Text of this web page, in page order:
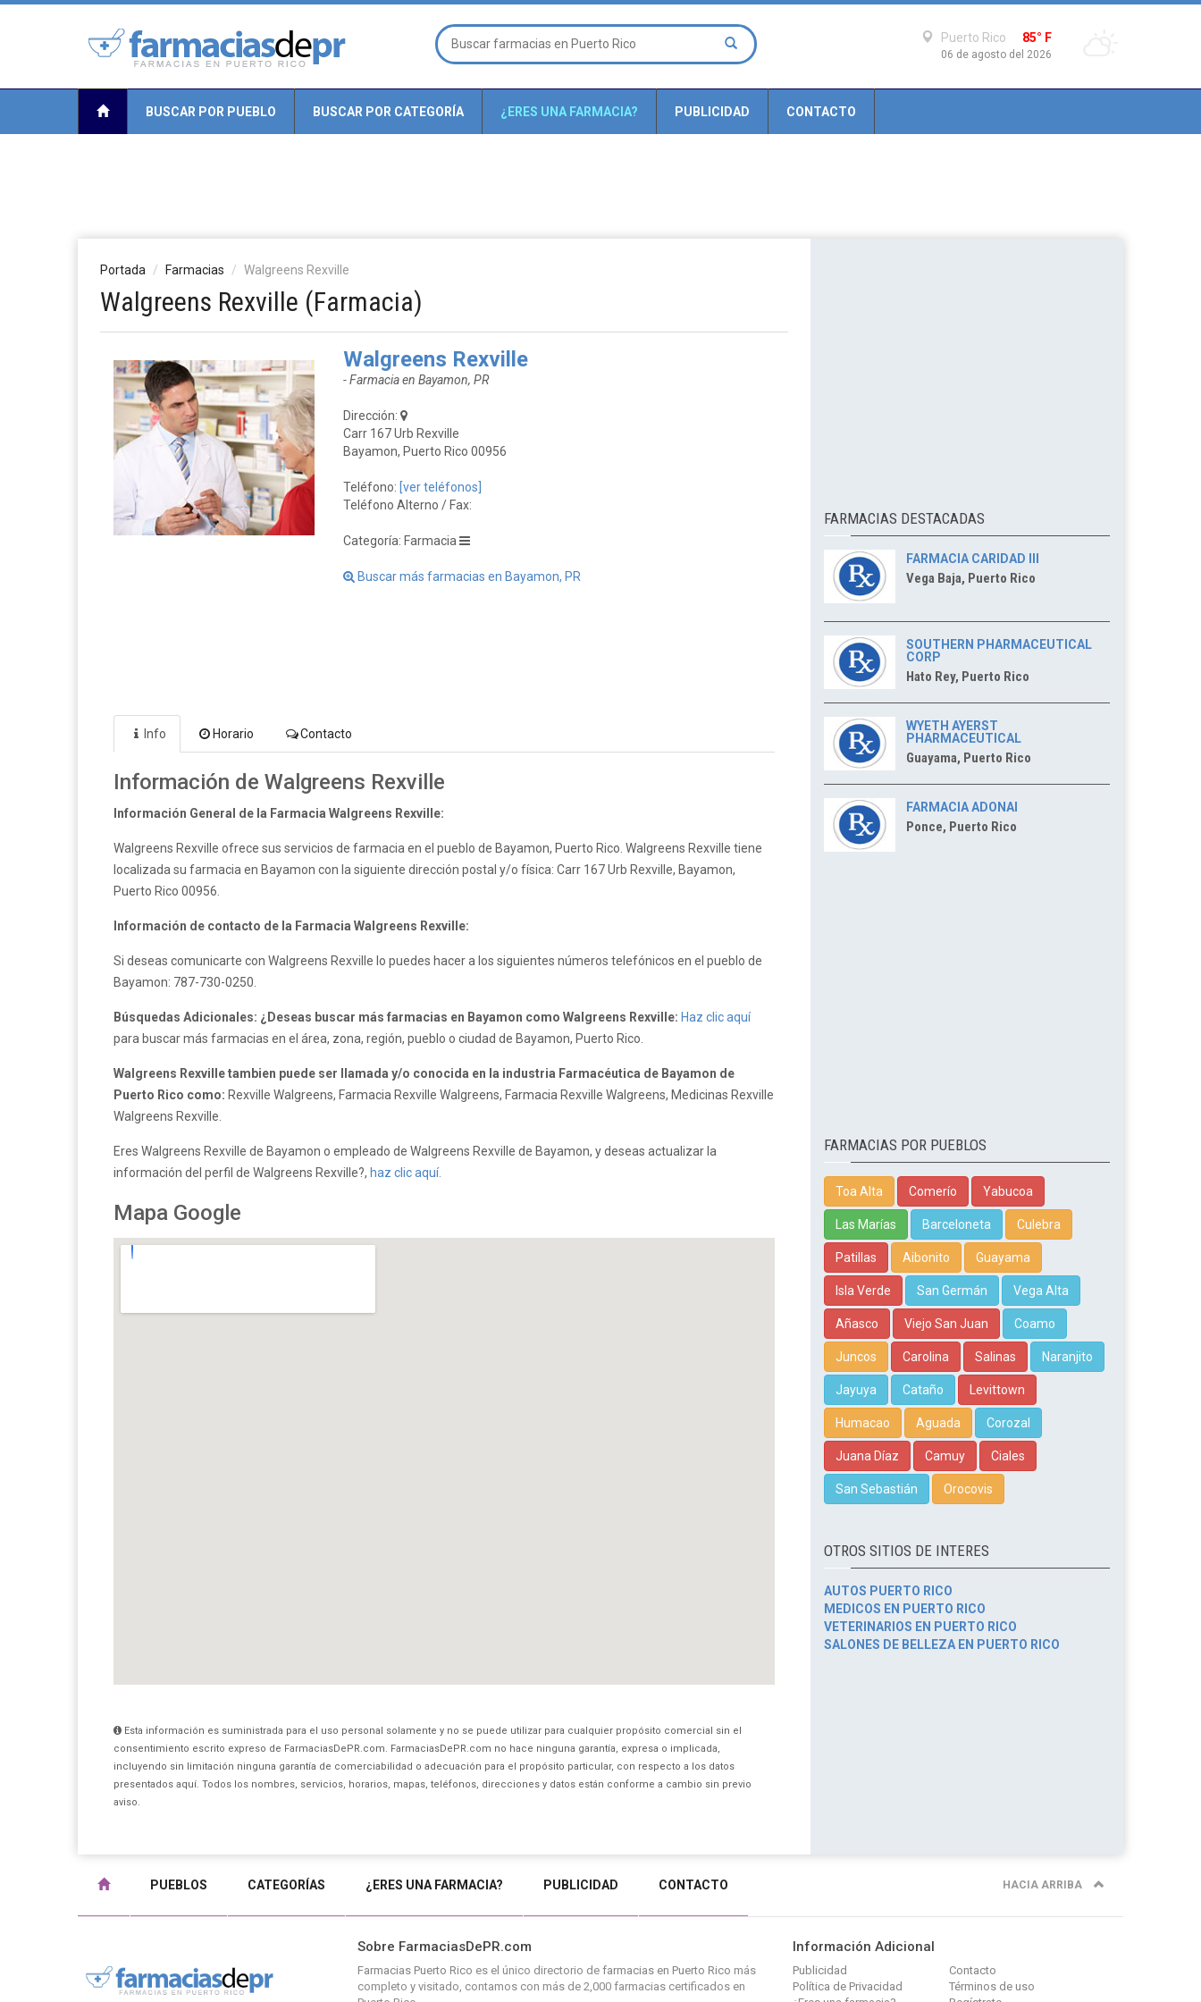
Puerto Rico 85° F
06 de agosto del 2026
BUSCAR POR PUEBLO BUSCAR POR CATEGORÍA ¿ERES UNA FARMACIA? PUBLICIDAD CONTACTO
Portada Farmacias Walgreens Rexville
Walgreens Rexville (Farmacia)
Walgreens Rexville
- Farmacia en Bayamon, PR
Dirección:
Carr 167 Urb Rexville
Bayamon, Puerto Rico 00956
Teléfono: [ver teléfonos]
Teléfono Alterno / Fax:
Categoría: Farmacia
Buscar más farmacias en Bayamon, PR
Info Horario Contacto
Información de Walgreens Rexville
Información General de la Farmacia Walgreens Rexville:
Walgreens Rexville ofrece sus servicios de farmacia en el pueblo de Bayamon, Puerto Rico. Walgreens Rexville tiene
localizada su farmacia en Bayamon con la siguiente dirección postal y/o física: Carr 167 Urb Rexville, Bayamon,
Puerto Rico 00956.
Información de contacto de la Farmacia Walgreens Rexville:
Si deseas comunicarte con Walgreens Rexville lo puedes hacer a los siguientes números telefónicos en el pueblo de
Bayamon: 787-730-0250.
Búsquedas Adicionales: ¿Deseas buscar más farmacias en Bayamon como Walgreens Rexville: Haz clic aquí
para buscar más farmacias en el área, zona, región, pueblo o ciudad de Bayamon, Puerto Rico.
Walgreens Rexville tambien puede ser llamada y/o conocida en la industria Farmacéutica de Bayamon de
Puerto Rico como: Rexville Walgreens, Farmacia Rexville Walgreens, Farmacia Rexville Walgreens, Medicinas Rexville
Walgreens Rexville.
Eres Walgreens Rexville de Bayamon o empleado de Walgreens Rexville de Bayamon, y deseas actualizar la
información del perfil de Walgreens Rexville?, haz clic aquí.
Mapa Google
Esta información es suministrada para el uso personal solamente y no se puede utilizar para cualquier propósito comercial sin el
consentimiento escrito expreso de FarmaciasDePR.com. FarmaciasDePR.com no hace ninguna garantía, expresa o implicada,
incluyendo sin limitación ninguna garantía de comerciabilidad o adecuación para el propósito particular, con respecto a los datos
presentados aquí. Todos los nombres, servicios, horarios, mapas, teléfonos, direcciones y datos están conforme a cambio sin previo
aviso.
FARMACIAS DESTACADAS
FARMACIA CARIDAD III
Vega Baja, Puerto Rico
SOUTHERN PHARMACEUTICAL
CORP
Hato Rey, Puerto Rico
WYETH AYERST
PHARMACEUTICAL
Guayama, Puerto Rico
FARMACIA ADONAI
Ponce, Puerto Rico
FARMACIAS POR PUEBLOS
Toa Alta Comerío Yabucoa
Las Marías Barceloneta Culebra
Patillas Aibonito Guayama
Isla Verde San Germán Vega Alta
Añasco Viejo San Juan Coamo
Juncos Carolina Salinas Naranjito
Jayuya Cataño Levittown
Humacao Aguada Corozal
Juana Díaz Camuy Ciales
San Sebastián Orocovis
OTROS SITIOS DE INTERES
AUTOS PUERTO RICO
MEDICOS EN PUERTO RICO
VETERINARIOS EN PUERTO RICO
SALONES DE BELLEZA EN PUERTO RICO
PUEBLOS CATEGORÍAS ¿ERES UNA FARMACIA? PUBLICIDAD CONTACTO HACIA ARRIBA
Sobre FarmaciasDePR.com
Farmacias Puerto Rico es el único directorio de farmacias en Puerto Rico más
completo y visitado, contamos con más de 2,000 farmacias certificados en
Información Adicional
Publicidad
Contacto
Política de Privacidad
Términos de uso